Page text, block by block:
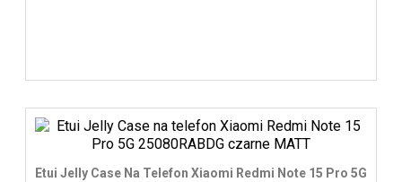
Etui Jelly Case Na Telefon Xiaomi Redmi Note 15 Pro 5G